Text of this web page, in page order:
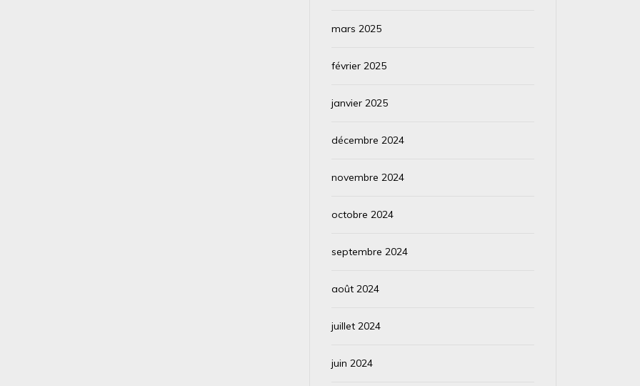
mars 2025
février 2025
janvier 2025
décembre 2024
novembre 2024
octobre 2024
septembre 2024
août 2024
juillet 2024
juin 2024